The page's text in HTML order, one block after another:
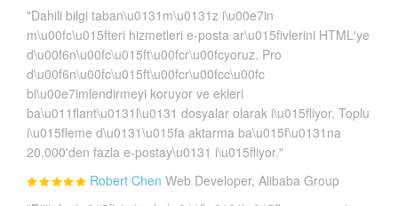
"Dahili bilgi taban\u0131m\u0131z i\u00e7in
m\u00fc\u015fteri hizmetleri e-posta ar\u015fivlerini HTML'ye
d\u00f6n\u00fc\u015ft\u00fcr\u00fcyoruz. Pro
d\u00f6n\u00fc\u015ft\u00fcr\u00fcc\u00fc
bi\u00e7imlendirmeyi koruyor ve ekleri
ba\u011flant\u0131l\u0131 dosyalar olarak i\u015fliyor. Toplu
i\u015fleme d\u0131\u015fa aktarma ba\u015f\u0131na
20.000'den fazla e-postay\u0131 i\u015fliyor."
Robert Chen Web Developer, Alibaba Group